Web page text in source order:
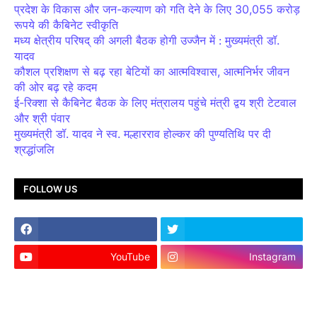
प्रदेश के विकास और जन-कल्याण को गति देने के लिए 30,055 करोड़
रूपये की कैबिनेट स्वीकृति
मध्य क्षेत्रीय परिषद् की अगली बैठक होगी उज्जैन में : मुख्यमंत्री डॉ.
यादव
कौशल प्रशिक्षण से बढ़ रहा बेटियों का आत्मविश्वास, आत्मनिर्भर जीवन
की ओर बढ़ रहे कदम
ई-रिक्शा से कैबिनेट बैठक के लिए मंत्रालय पहुंचे मंत्री द्वय श्री टेटवाल
और श्री पंवार
मुख्यमंत्री डॉ. यादव ने स्व. मल्हारराव होल्कर की पुण्यतिथि पर दी
श्रद्धांजलि
FOLLOW US
YouTube Instagram